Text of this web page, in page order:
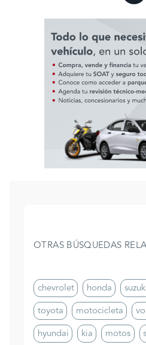
OTRAS BÚSQUEDAS
chevrolet honda
toyota
motocicleta
hyundai
kia motos